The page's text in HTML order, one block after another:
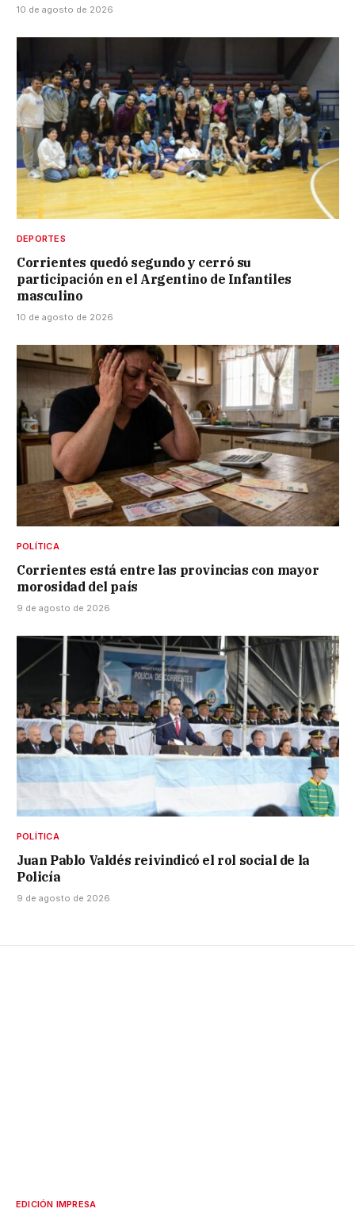
10 de agosto de 2026
DEPORTES
Corrientes quedó segundo y cerró su
participación en el Argentino de Infantiles
masculino
10 de agosto de 2026
POLÍTICA
Corrientes está entre las provincias con mayor
morosidad del país
9 de agosto de 2026
POLÍTICA
Juan Pablo Valdés reivindicó el rol social de la
Policía
9 de agosto de 2026
EDICIÓN IMPRESA